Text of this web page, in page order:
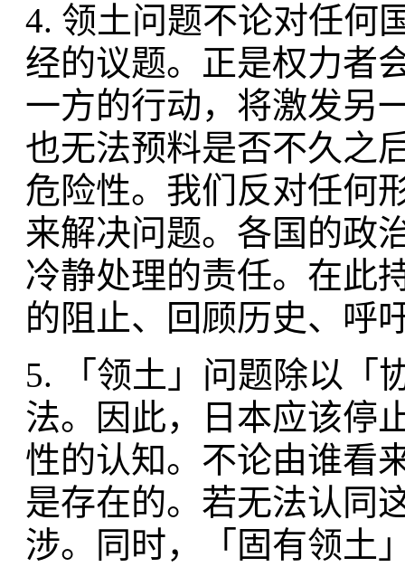
4. 领土问题不论对任何
经的议题。正是权力者
一方的行动，将激发另
也无法预料是否不久之
危险性。我们反对任何
来解决问题。各国的政
冷静处理的责任。在此
的阻止、回顾历史、呼
5. 「领土」问题除以「
法。因此，日本应该停
性的认知。不论由谁看
是存在的。若无法认同
涉。同时，「固有领土